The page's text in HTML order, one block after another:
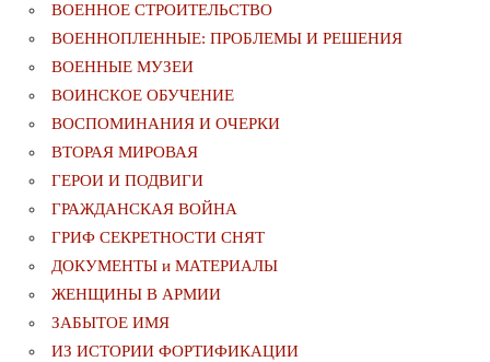
ВОЕННОЕ СТРОИТЕЛЬСТВО
ВОЕННОПЛЕННЫЕ: ПРОБЛЕМЫ И РЕШЕНИЯ
ВОЕННЫЕ МУЗЕИ
ВОИНСКОЕ ОБУЧЕНИЕ
ВОСПОМИНАНИЯ И ОЧЕРКИ
ВТОРАЯ МИРОВАЯ
ГЕРОИ И ПОДВИГИ
ГРАЖДАНСКАЯ ВОЙНА
ГРИФ СЕКРЕТНОСТИ СНЯТ
ДОКУМЕНТЫ и МАТЕРИАЛЫ
ЖЕНЩИНЫ В АРМИИ
ЗАБЫТОЕ ИМЯ
ИЗ ИСТОРИИ ФОРТИФИКАЦИИ